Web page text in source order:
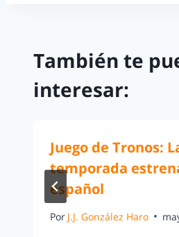
También te
interesar:
Juego de Tronos:
temporada
español
Por J.J. González Haro